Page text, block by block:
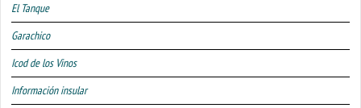
El Tanque
Garachico
Icod de los Vinos
Información insular